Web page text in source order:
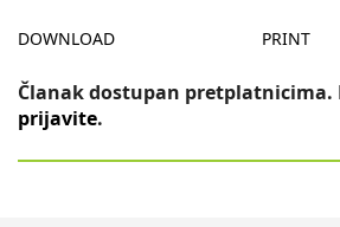
DOWNLOAD PRINT
Članak dostupan pretplatnicima.
prijavite.